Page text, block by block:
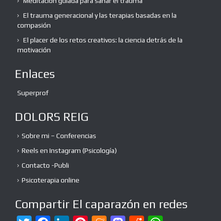
El trauma generacional y las terapias basadas en la
compasión
El placer de los retos creativos: la ciencia detrás de la
motivación
Enlaces
Superprof
DOLORS REIG
Sobre mi – Conferencias
Reels en Instagram (Psicología)
Contacto -Publi
Psicoterapia online
Compartir El caparazón en redes